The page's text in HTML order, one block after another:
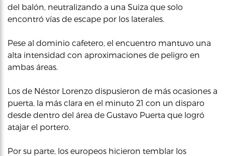
del balón, neutralizando a una Suiza que solo
encontró vías de escape por los laterales.
Pese al dominio cafetero, el encuentro mantuvo una
alta intensidad con aproximaciones de peligro en
ambas áreas.
Los de Néstor Lorenzo dispusieron de más ocasiones a
puerta, la más clara en el minuto 21 con un disparo
desde dentro del área de Gustavo Puerta que logró
atajar el portero.
Por su parte, los europeos hicieron temblar los